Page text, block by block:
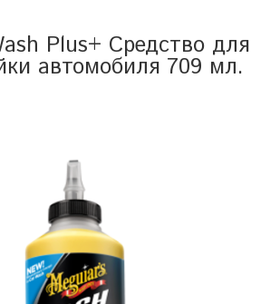
Plus+ Средство для
автомобиля 709 мл.